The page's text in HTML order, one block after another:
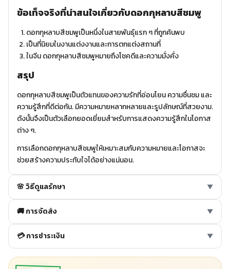
ข้อเท็จจริงที่น่าสนใจเกี่ยวกับดอกกุหลาบสีชมพู
ดอกกุหลาบสีชมพูเป็นหนึ่งในสายพันธุ์แรก ๆ ที่ถูกค้นพบ
เป็นที่นิยมในงานแต่งงานและการตกแต่งสถานที่
ในจีน ดอกกุหลาบสีชมพูหมายถึงโชคดีและความมั่งคั่ง
สรุป
ดอกกุหลาบสีชมพูเป็นตัวแทนของความรักที่อ่อนโยน ความชื่นชม และ
ความรู้สึกที่ดีต่อกัน. มีความหมายหลากหลายและรูปลักษณ์ที่สวยงาม.
ดังนั้นจึงเป็นตัวเลือกยอดเยี่ยมสำหรับการแสดงความรู้สึกในโอกาส
ต่าง ๆ.
การเลือกดอกกุหลาบสีชมพูให้เหมาะสมกับความหมายและโอกาสจะ
ช่วยสร้างความประทับใจได้อย่างแน่นอน.
🌸 วิธีดูแลรักษา ▼
🚚 การจัดส่ง ▼
💳 การชำระเงิน ▼